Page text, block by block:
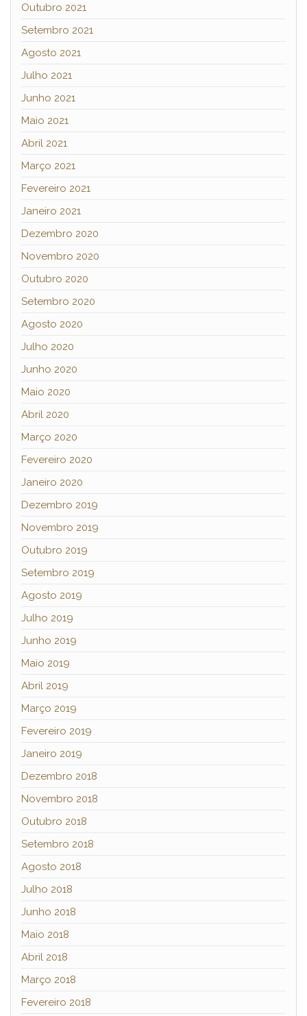
Outubro 2021
Setembro 2021
Agosto 2021
Julho 2021
Junho 2021
Maio 2021
Abril 2021
Março 2021
Fevereiro 2021
Janeiro 2021
Dezembro 2020
Novembro 2020
Outubro 2020
Setembro 2020
Agosto 2020
Julho 2020
Junho 2020
Maio 2020
Abril 2020
Março 2020
Fevereiro 2020
Janeiro 2020
Dezembro 2019
Novembro 2019
Outubro 2019
Setembro 2019
Agosto 2019
Julho 2019
Junho 2019
Maio 2019
Abril 2019
Março 2019
Fevereiro 2019
Janeiro 2019
Dezembro 2018
Novembro 2018
Outubro 2018
Setembro 2018
Agosto 2018
Julho 2018
Junho 2018
Maio 2018
Abril 2018
Março 2018
Fevereiro 2018